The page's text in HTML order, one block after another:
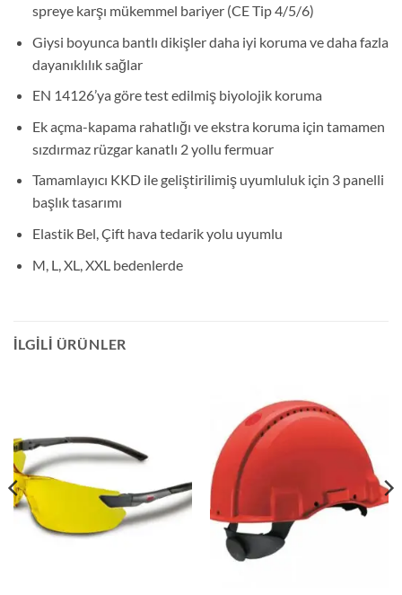
spreye karşı mükemmel bariyer (CE Tip 4/5/6)
Giysi boyunca bantlı dikişler daha iyi koruma ve daha fazla
dayanıklılık sağlar
EN 14126’ya göre test edilmiş biyolojik koruma
Ek açma-kapama rahatlığı ve ekstra koruma için tamamen
sızdırmaz rüzgar kanatlı 2 yollu fermuar
Tamamlayıcı KKD ile geliştirilimiş uyumluluk için 3 panelli
başlık tasarımı
Elastik Bel,‎ Çift hava tedarik yolu uyumlu
M, L, XL, XXL bedenlerde
İLGILI ÜRÜNLER